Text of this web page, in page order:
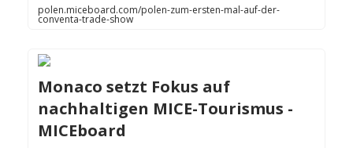
polen.miceboard.com/polen-zum-ersten-mal-auf-der-
conventa-trade-show
Monaco setzt Fokus auf
nachhaltigen MICE-Tourismus -
MICEboard